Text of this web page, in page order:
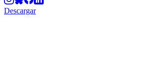
Descargar